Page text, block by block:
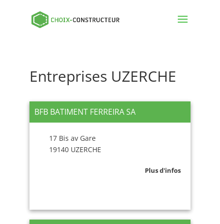
Entreprises UZERCHE
BFB BATIMENT FERREIRA SA
17 Bis av Gare
19140 UZERCHE
Plus d'infos